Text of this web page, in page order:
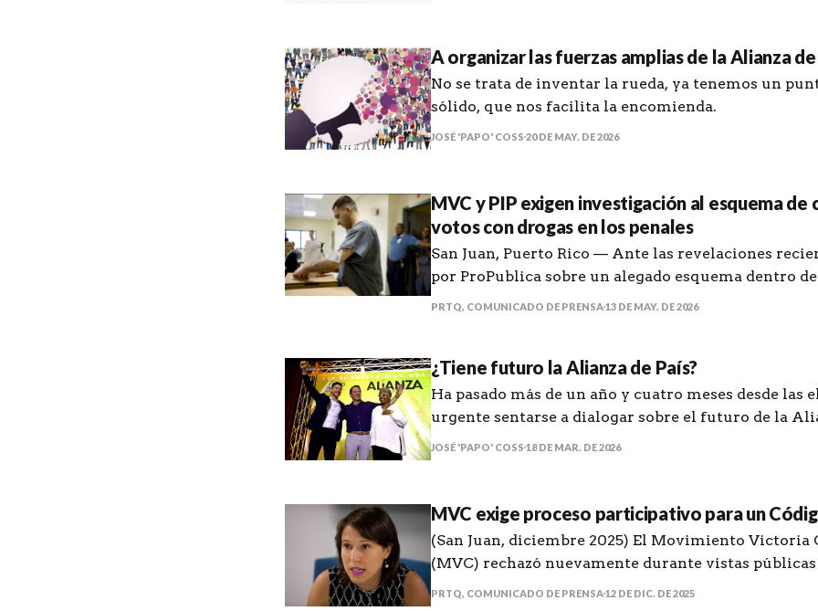
A organizar las fuerzas amplias de la Alianza
No se trata de inventar la rueda, ya tenemos un
sólido, que nos facilita la encomienda.
JOSÉ 'PAPO' COSS 20 DE MAY. DE 2026
MVC y PIP exigen investigación al esquema de
votos con drogas en los penales
San Juan, Puerto Rico — Ante las revelaciones
por ProPublica sobre un alegado esquema dentro
correccional donde se intercambiaban drogas por
Puerto Rico y la alarmante falta de
PRTQ, COMUNICADO DE PRENSA13 DE MAY. DE 2026
¿Tiene futuro la Alianza de País?
Ha pasado más de un año y cuatro meses desde las
urgente sentarse a dialogar sobre el futuro de la
JOSÉ 'PAPO' COSS 18 DE MAR. DE 2026
MVC exige proceso participativo para un
(San Juan, diciembre 2025) El Movimiento Victoria
(MVC) rechazó nuevamente durante vistas
del Proyecto del Senado 717, que propone cambios al
PRTQ, COMUNICADO DE PRENSA12 DE DIC. DE 2025